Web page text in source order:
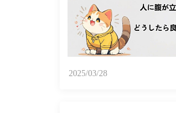
2025/03/28